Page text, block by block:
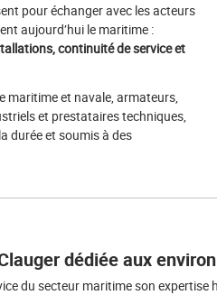
pour échanger avec les acteurs
aujourd’hui le maritime :
continuité de service et
maritime et navale, armateurs,
et prestataires techniques,
durée et soumis à des
dédiée aux
du secteur maritime son